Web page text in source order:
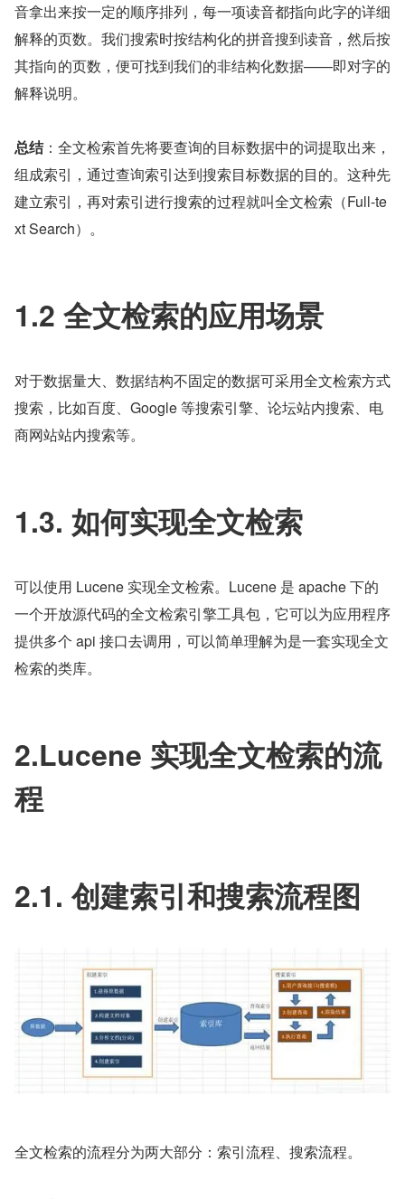
音拿出来按一定的顺序排列，每一项读音都指向此字的详细
解释的页数。我们搜索时按结构化的拼音搜到读音，然后按
其指向的页数，便可找到我们的非结构化数据——即对字的
解释说明。
总结：全文检索首先将要查询的目标数据中的词提取出来，
组成索引，通过查询索引达到搜索目标数据的目的。这种先
建立索引，再对索引进行搜索的过程就叫全文检索（Full-te
xt Search）。
1.2 全文检索的应用场景
对于数据量大、数据结构不固定的数据可采用全文检索方式
搜索，比如百度、Google 等搜索引擎、论坛站内搜索、电
商网站站内搜索等。
1.3. 如何实现全文检索
可以使用 Lucene 实现全文检索。Lucene 是 apache 下的
一个开放源代码的全文检索引擎工具包，它可以为应用程序
提供多个 api 接口去调用，可以简单理解为是一套实现全文
检索的类库。
2.Lucene 实现全文检索的流
程
2.1. 创建索引和搜索流程图
全文检索的流程分为两大部分：索引流程、搜索流程。